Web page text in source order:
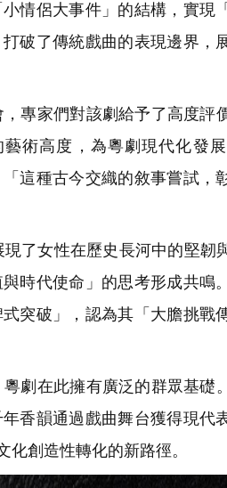
情侶大事件」的結構，實現
破了傳統戲曲的表現邊界，
專家們對該劇給予了高度評
術高度，為粵劇現代化發
這種古今交織的敘事嘗試，
了女性在歷史長河中的堅韌
時代使命」的思考形成共鳴
突破」，認為其「大膽挑戰
劇在此擁有廣泛的群眾基礎
香韻通過戲曲舞台獲得現代
創造性轉化的新路徑。